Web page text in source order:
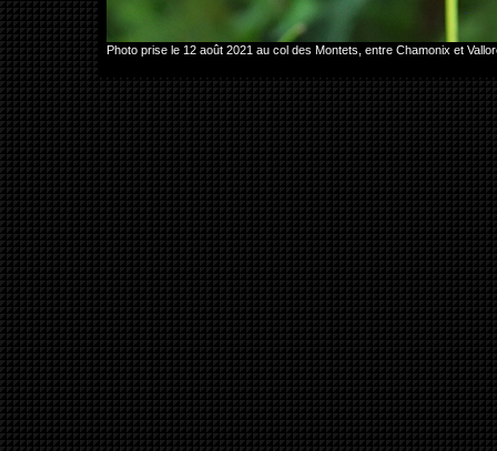
Photo prise le 12 août 2021 au col des Montets, entre Chamonix et